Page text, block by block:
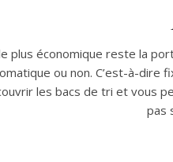
plus économique reste la
ou non. C’est-à-
les bacs de tri et vous
pas